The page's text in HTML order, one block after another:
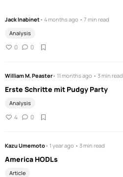
Jack Inabinet• 4 months ago • 7 min read
Analysis
0 0
William M. Peaster• 11 months ago • 3 min read
Erste Schritte mit Pudgy Party
Analysis
4 0
Kazu Umemoto• 1 year ago • 3 min read
America HODLs
Article